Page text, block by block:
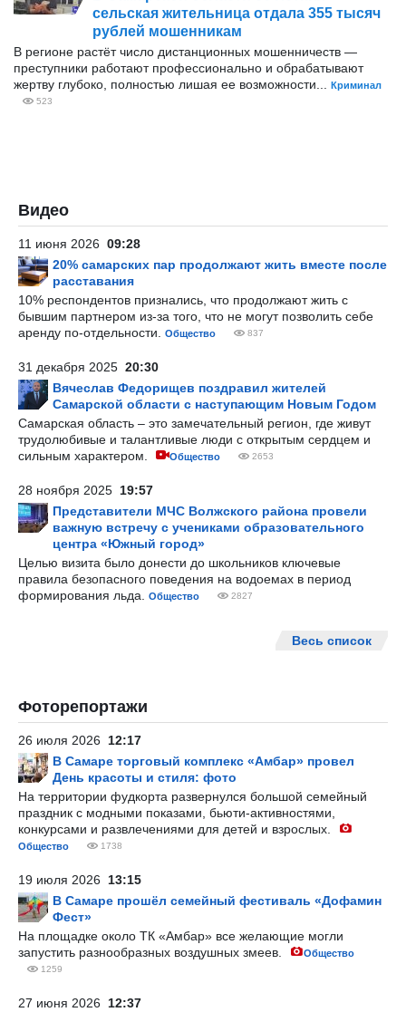
сельская жительница отдала 355 тысяч
рублей мошенникам
В регионе растёт число дистанционных мошенничеств —
преступники работают профессионально и обрабатывают
жертву глубоко, полностью лишая ее возможности...
Криминал
523
Видео
11 июня 2026 09:28
20% самарских пар продолжают жить вместе после
расставания
10% респондентов признались, что продолжают жить с
бывшим партнером из-за того, что не могут позволить себе
аренду по-отдельности.
Общество 837
31 декабря 2025 20:30
Вячеслав Федорищев поздравил жителей
Самарской области с наступающим Новым Годом
Самарская область – это замечательный регион, где живут
трудолюбивые и талантливые люди с открытым сердцем и
сильным характером.
Общество 2653
28 ноября 2025 19:57
Представители МЧС Волжского района провели
важную встречу с учениками образовательного
центра «Южный город»
Целью визита было донести до школьников ключевые
правила безопасного поведения на водоемах в период
формирования льда.
Общество 2827
Весь список
Фоторепортажи
26 июля 2026 12:17
В Самаре торговый комплекс «Амбар» провел
День красоты и стиля: фото
На территории фудкорта развернулся большой семейный
праздник с модными показами, бьюти-активностями,
конкурсами и развлечениями для детей и взрослых.
Общество 1738
19 июля 2026 13:15
В Самаре прошёл семейный фестиваль «Дофамин
Фест»
На площадке около ТК «Амбар» все желающие могли
запустить разнообразных воздушных змеев.
Общество
1259
27 июня 2026 12:37